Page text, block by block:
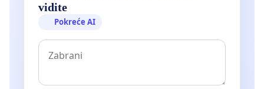
vidite
Pokreće AI